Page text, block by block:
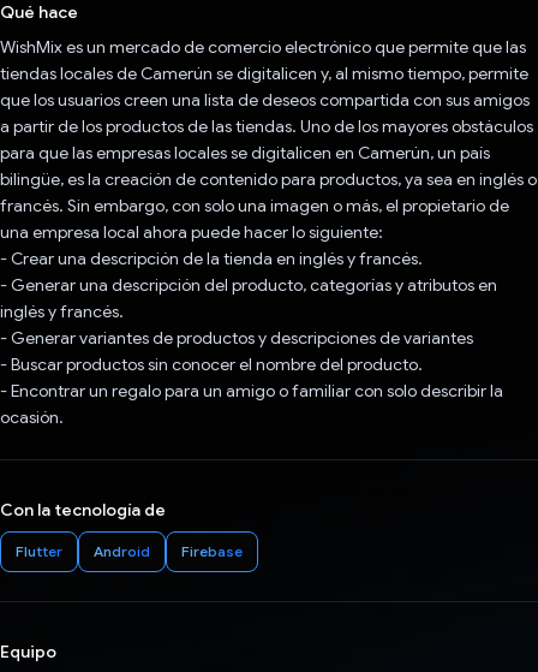
Qué hace
WishMix es un mercado de comercio electrónico que permite que las
tiendas locales de Camerún se digitalicen y, al mismo tiempo, permite
que los usuarios creen una lista de deseos compartida con sus amigos
a partir de los productos de las tiendas. Uno de los mayores obstáculos
para que las empresas locales se digitalicen en Camerún, un país
bilingüe, es la creación de contenido para productos, ya sea en inglés o
francés. Sin embargo, con solo una imagen o más, el propietario de
una empresa local ahora puede hacer lo siguiente:
- Crear una descripción de la tienda en inglés y francés.
- Generar una descripción del producto, categorías y atributos en
inglés y francés.
- Generar variantes de productos y descripciones de variantes
- Buscar productos sin conocer el nombre del producto.
- Encontrar un regalo para un amigo o familiar con solo describir la
ocasión.
Con la tecnología de
Flutter Android Firebase
Equipo